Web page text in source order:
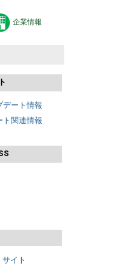
企業情報
デート情報
ト関連情報
サイト